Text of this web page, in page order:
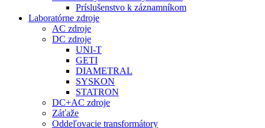
Príslušenstvo k záznamníkom
Laboratórne zdroje
AC zdroje
DC zdroje
UNI-T
GETI
DIAMETRAL
SYSKON
STATRON
DC+AC zdroje
Záťaže
Oddeľovacie transformátory